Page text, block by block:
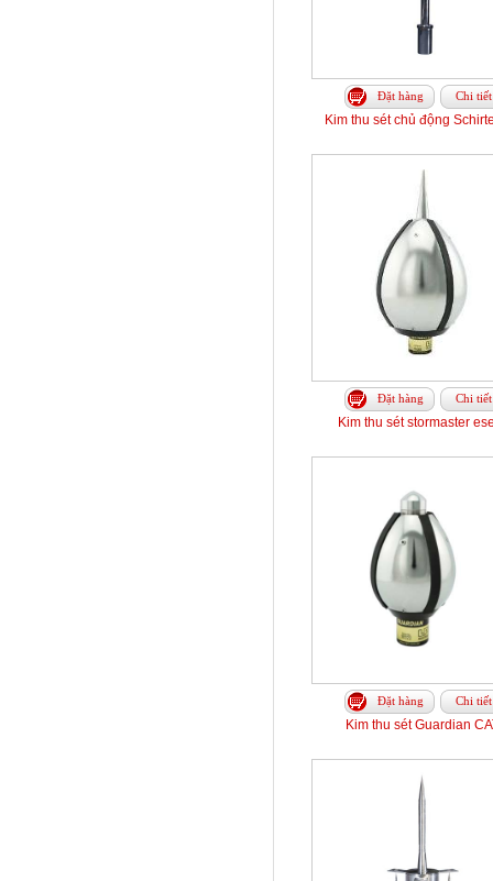
Đặt hàng Chi tiết
Kim thu sét chủ động
Đặt hàng Chi tiết
Kim thu sét stormaster
Đặt hàng Chi tiết
Kim thu sét Guardian